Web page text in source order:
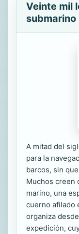
Veinte mil
submarino
A mitad del
para la
barcos, sin
Muchos creen
marino, una
cuerno afilado
organiza
expedición,